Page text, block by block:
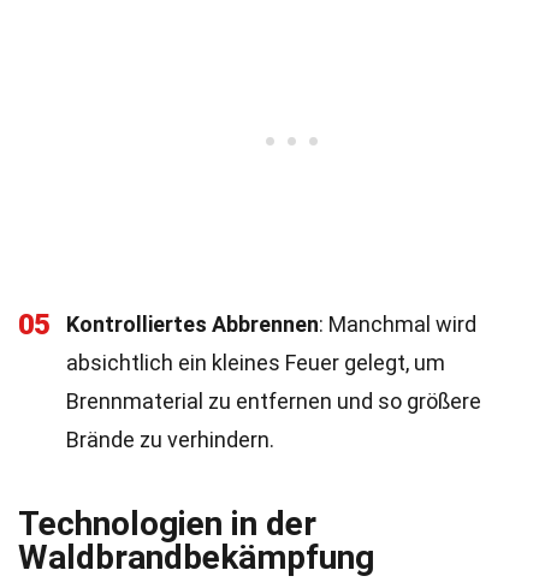
05 Kontrolliertes Abbrennen: Manchmal wird
absichtlich ein kleines Feuer gelegt, um
Brennmaterial zu entfernen und so größere
Brände zu verhindern.
Technologien in der
Waldbrandbekämpfung